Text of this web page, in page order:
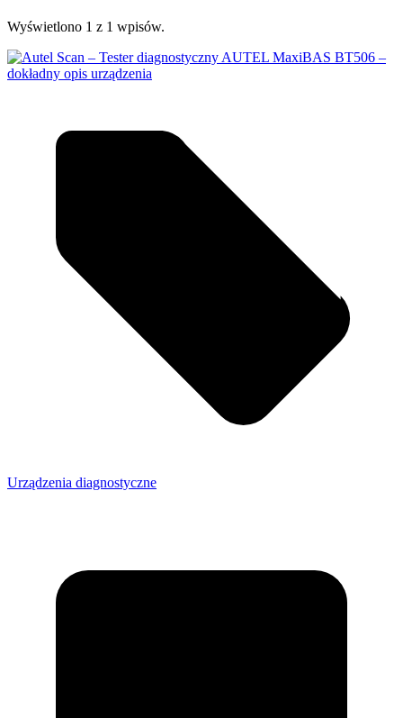
Wyświetlono 1 z 1 wpisów.
Urządzenia diagnostyczne